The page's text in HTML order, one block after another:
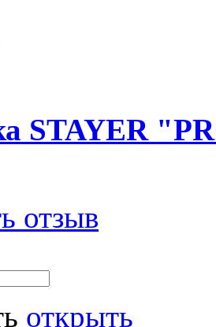
STAYER
отзыв
открыть